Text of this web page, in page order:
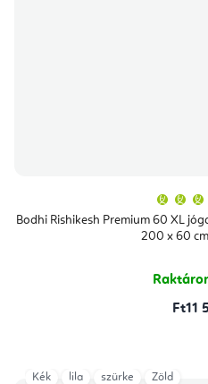
Bodhi Rishikesh Premium 60 XL
200 x 60
Ft11
Kék lila szürke Zöld